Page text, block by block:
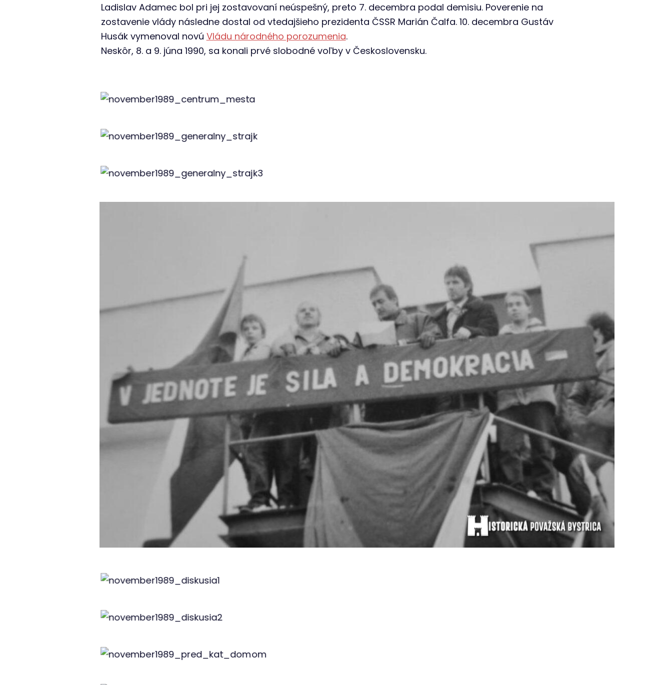
Ladislav Adamec bol pri jej zostavovaní neúspešný, preto 7. decembra podal demisiu. Poverenie na
zostavenie vlády následne dostal od vtedajšieho prezidenta ČSSR Marián Čalfa. 10. decembra Gustáv
Husák vymenoval novú Vládu národného porozumenia.
Neskôr, 8. a 9. júna 1990, sa konali prvé slobodné voľby v Československu.